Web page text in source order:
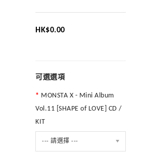
HK$0.00
可選選項
MONSTA X - Mini Album
Vol.11 [SHAPE of LOVE] CD /
KIT
--- 請選擇 ---